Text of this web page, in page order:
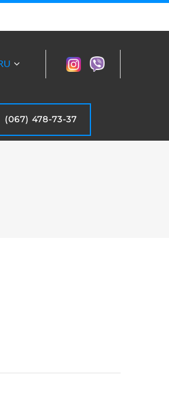
RU
(067) 478-73-37